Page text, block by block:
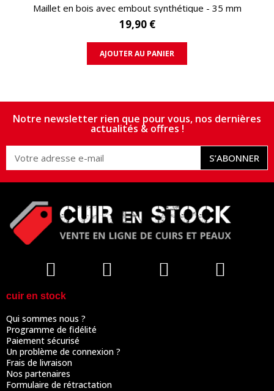
APERÇU RAPIDE
Maillet en bois avec embout synthétique - 35 mm
19,90 €
AJOUTER AU PANIER
Notre newsletter rien que pour vous, nos dernières
actualités & offres !
S’ABONNER
cuir en stock
Qui sommes nous ?
Programme de fidélité
Paiement sécurisé
Un problème de connexion ?
Frais de livraison
Nos partenaires
Formulaire de rétractation